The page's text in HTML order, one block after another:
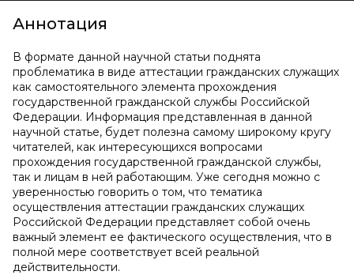
Аннотация
В формате данной научной статьи поднята
проблематика в виде аттестации гражданских служащих
как самостоятельного элемента прохождения
государственной гражданской службы Российской
Федерации. Информация представленная в данной
научной статье, будет полезна самому широкому кругу
читателей, как интересующихся вопросами
прохождения государственной гражданской службы,
так и лицам в ней работающим. Уже сегодня можно с
уверенностью говорить о том, что тематика
осуществления аттестации гражданских служащих
Российской Федерации представляет собой очень
важный элемент ее фактического осуществления, что в
полной мере соответствует всей реальной
действительности.